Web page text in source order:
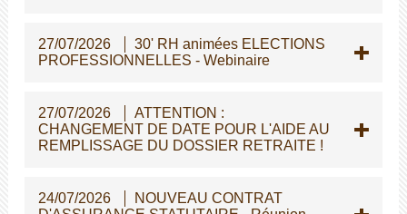
27/07/2026
30' RH animées ELECTIONS
PROFESSIONNELLES - Webinaire
27/07/2026
ATTENTION :
CHANGEMENT DE DATE POUR L'AIDE AU
REMPLISSAGE DU DOSSIER RETRAITE !
24/07/2026
NOUVEAU CONTRAT